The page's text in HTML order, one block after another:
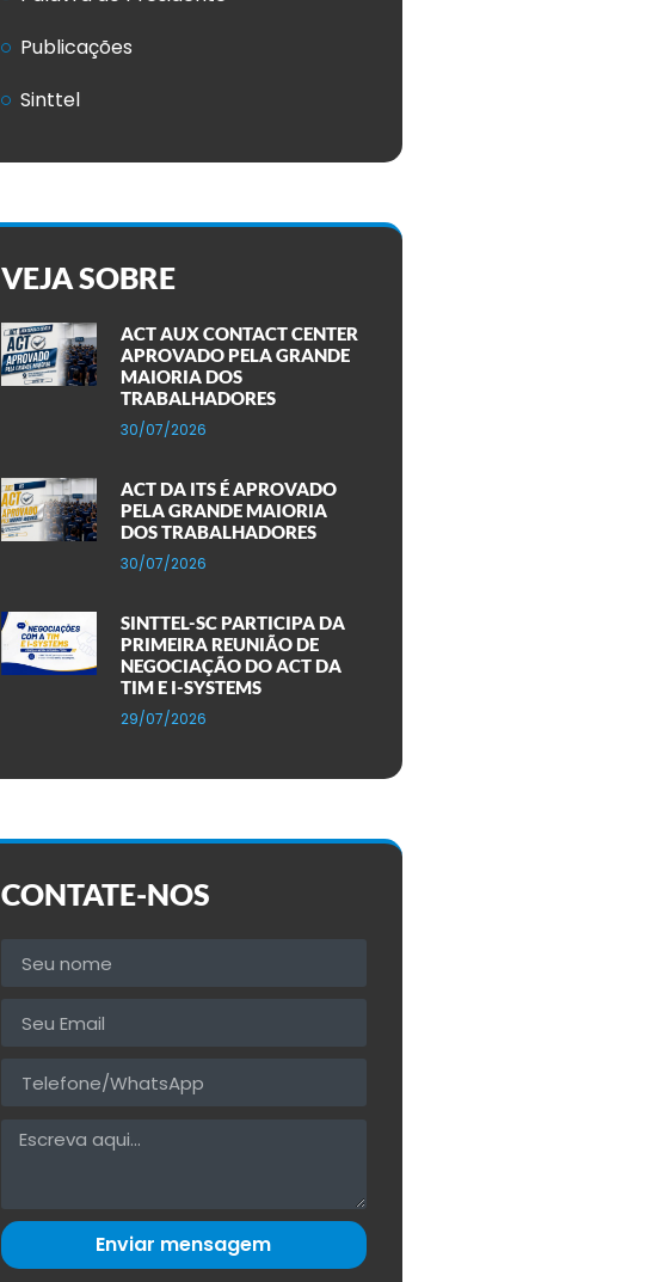
Publicações
Sinttel
VEJA SOBRE
ACT AUX CONTACT CENTER
APROVADO PELA GRANDE
MAIORIA DOS
TRABALHADORES
30/07/2026
ACT DA ITS É APROVADO
PELA GRANDE MAIORIA
DOS TRABALHADORES
30/07/2026
SINTTEL-SC PARTICIPA DA
PRIMEIRA REUNIÃO DE
NEGOCIAÇÃO DO ACT DA
TIM E I-SYSTEMS
29/07/2026
CONTATE-NOS
Enviar mensagem